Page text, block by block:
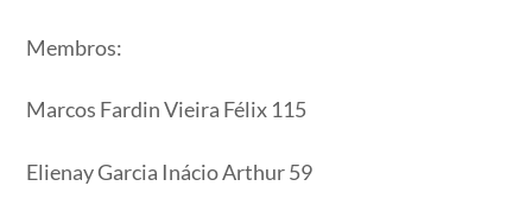
Membros:
Marcos Fardin Vieira Félix 115
Elienay Garcia Inácio Arthur 59